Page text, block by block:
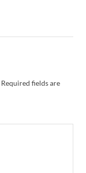
Required fields are